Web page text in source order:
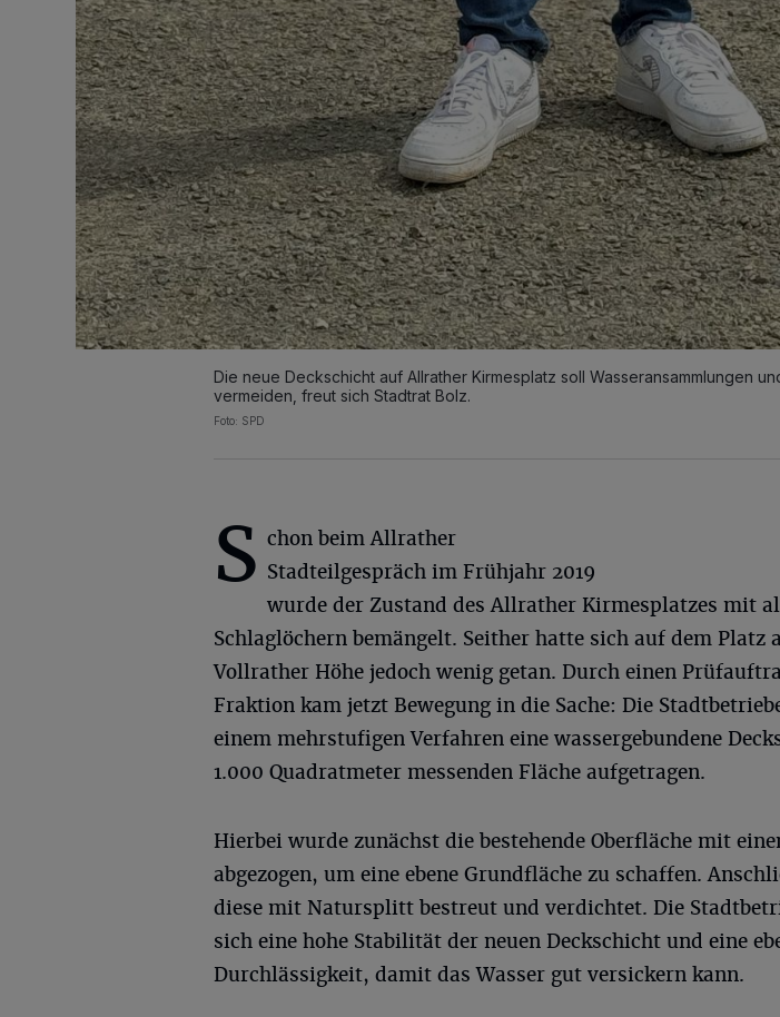
Die neue Deckschicht auf Allrather Kirmesplatz soll Wasseransammlungen
vermeiden, freut sich Stadtrat Bolz.
Foto: SPD
S chon beim Allrather
Stadteilgespräch im Frühjahr 2019
wurde der Zustand des Allrather Kirmesplatzes mit
Schlaglöchern bemängelt. Seither hatte sich auf dem Platz
Vollrather Höhe jedoch wenig getan. Durch einen
Fraktion kam jetzt Bewegung in die Sache: Die
einem mehrstufigen Verfahren eine wassergebundene
1.000 Quadratmeter messenden Fläche aufgetragen.
Hierbei wurde zunächst die bestehende Oberfläche mit
abgezogen, um eine ebene Grundfläche zu schaffen.
diese mit Natursplitt bestreut und verdichtet. Die
sich eine hohe Stabilität der neuen Deckschicht und eine
Durchlässigkeit, damit das Wasser gut versickern kann.